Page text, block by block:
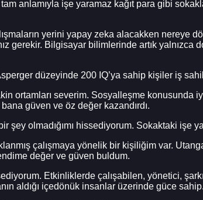
anlamıyla işe yaramaz kağıt para gibi
yerini yapay zeka alacakken nereye
gerekir. Bilgisayar bilimlerinde artık yalnızca
düzeyinde 200 IQ’ya sahip kişiler iş
ortamları severim. Sosyalleşme konusunda
güven ve öz değer kazandırdı.
şey olmadığımı hissediyorum. Sokaktaki işe
çalışmaya yönelik bir kişiliğim var.
değer ve güven buldum.
Etkinliklerde çalışabilen, yönetici,
aldığı içedönük insanlar üzerinde güce sahip.